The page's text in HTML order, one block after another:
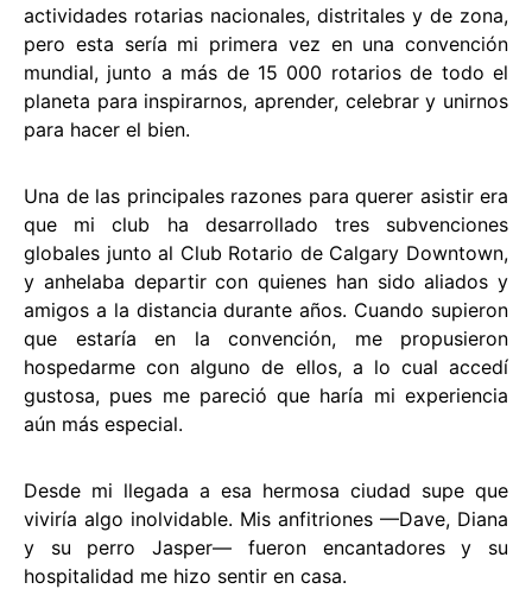
actividades rotarias nacionales, distritales y de zona,
pero esta sería mi primera vez en una convención
mundial, junto a más de 15 000 rotarios de todo el
planeta para inspirarnos, aprender, celebrar y unirnos
para hacer el bien.
Una de las principales razones para querer asistir era
que mi club ha desarrollado tres subvenciones
globales junto al Club Rotario de Calgary Downtown,
y anhelaba departir con quienes han sido aliados y
amigos a la distancia durante años. Cuando supieron
que estaría en la convención, me propusieron
hospedarme con alguno de ellos, a lo cual accedí
gustosa, pues me pareció que haría mi experiencia
aún más especial.
Desde mi llegada a esa hermosa ciudad supe que
viviría algo inolvidable. Mis anfitriones —Dave, Diana
y su perro Jasper— fueron encantadores y su
hospitalidad me hizo sentir en casa.